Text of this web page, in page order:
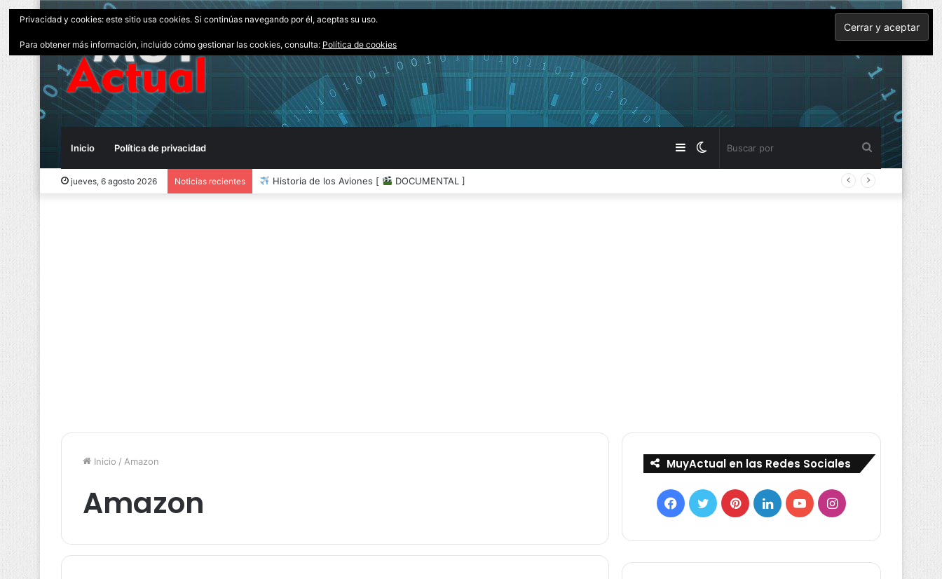
Inicio Política de privacidad Buscar
por
Switch
Barra
jueves, 6 agosto 2026 Noticias recientes Historia de los Aviones [ DOCUMENTAL ]
Inicio / Amazon
Amazon
MuyActual en las Redes Sociales
Facebook
TwitterPinterestLinkedInYouTubeInstagram
Privacidad y cookies: este sitio usa cookies. Si continúas navegando por él, aceptas su uso.
Para obtener más información, incluido cómo gestionar las cookies, consulta: Política de cookies